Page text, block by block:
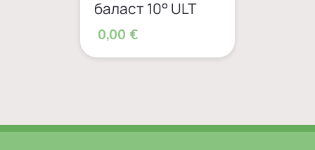
баласт 10° ULT
0,00 €